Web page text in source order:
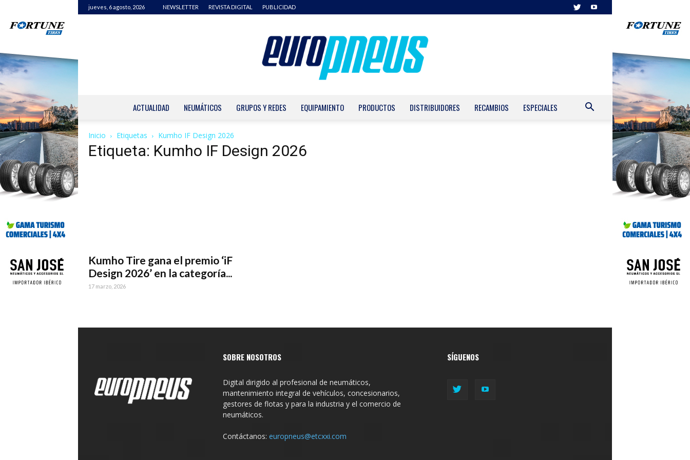
jueves, 6 agosto, 2026 NEWSLETTER REVISTA DIGITAL PUBLICIDAD
ACTUALIDAD NEUMÁTICOS GRUPOS Y REDES EQUIPAMIENTO PRODUCTOS DISTRIBUIDORES RECAMBIOS ESPECIALES
Inicio Etiquetas Kumho IF Design 2026
Etiqueta: Kumho IF Design 2026
Kumho Tire gana el premio ‘iF
Design 2026’ en la categoría...
17 marzo, 2026
SOBRE NOSOTROS
Digital dirigido al profesional de neumáticos,
mantenimiento integral de vehículos, concesionarios,
gestores de flotas y para la industria y el comercio de
neumáticos.
Contáctanos: europneus@etcxxi.com
SÍGUENOS